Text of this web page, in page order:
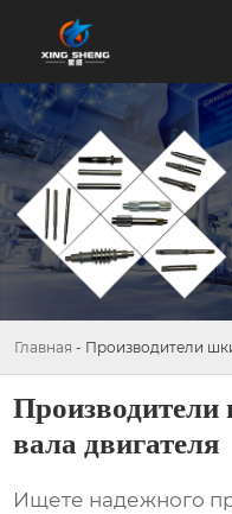
Главная - Производители
Производители
вала двигателя
Ищете надежного